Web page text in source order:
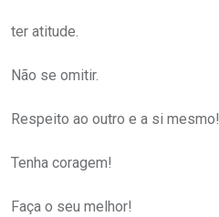
ter atitude.
Não se omitir.
Respeito ao outro e a si mesmo!
Tenha coragem!
Faça o seu melhor!